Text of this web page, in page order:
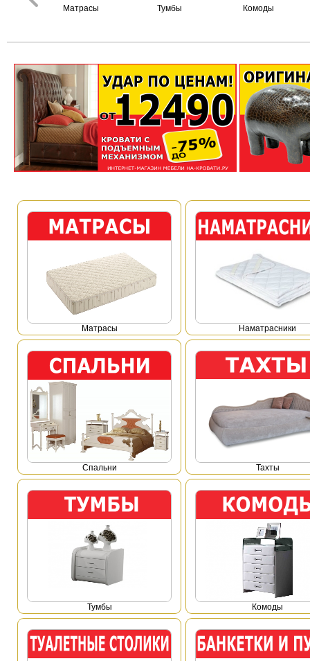
Матрасы Тумбы Комоды
Mатрасы Наматрасники
Спальни Тахты
Тумбы Комоды